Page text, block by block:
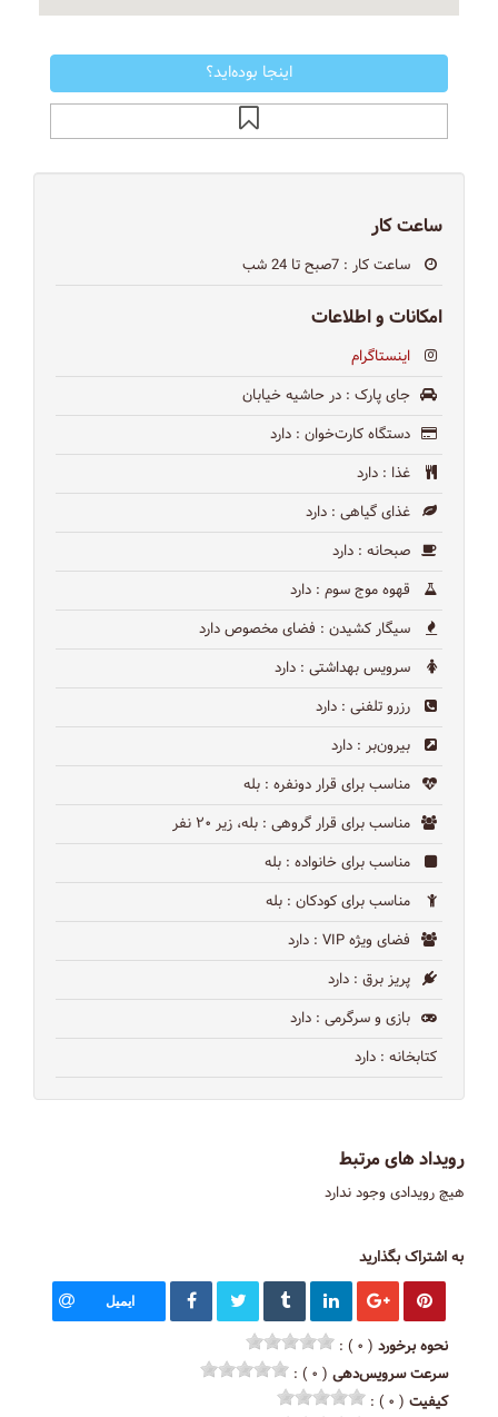
اینجا بوده‌اید؟
ساعت کار
ساعت کار : 7صبح تا 24 شب
امکانات و اطلاعات
اینستاگرام
جای پارک : در حاشیه خیابان
دستگاه کارت‌خوان : دارد
غذا : دارد
غذای گیاهی : دارد
صبحانه : دارد
قهوه موج سوم : دارد
سیگار کشیدن : فضای مخصوص دارد
سرویس بهداشتی : دارد
رزرو تلفنی : دارد
بیرون‌بر : دارد
مناسب برای قرار دونفره : بله
مناسب برای قرار گروهی : بله، زیر ۲۰ نفر
مناسب برای خانواده : بله
مناسب برای کودکان : بله
فضای ویژه VIP
: دارد
پریز برق : دارد
بازی و سرگرمی : دارد
کتابخانه : دارد
رویداد های مرتبط
هیچ رویدادی وجود ندارد
به اشتراک بگذارید
ایمیل
نحوه برخورد ( ۰ ) :
سرعت سرویس‌دهی ( ۰ ) :
کیفیت ( ۰ ) :